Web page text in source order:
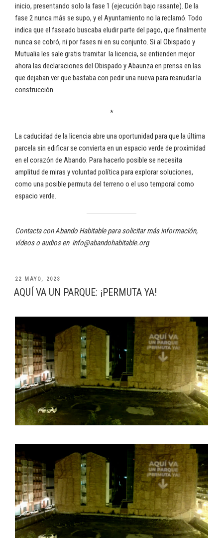
inicio, presentando solo la fase 1 (ejecución bajo rasante). De la
fase 2 nunca más se supo, y el Ayuntamiento no la reclamó. Todo
indica que el faseado buscaba eludir parte del pago, que finalmente
nunca se cobró, ni por fases ni en su conjunto. Si al Obispado y
Mutualia les sale gratis tramitar la licencia, se entienden mejor
ahora las declaraciones del Obispado y Abaunza en prensa en las
que dejaban ver que bastaba con pedir una nueva para reanudar la
construcción.
*
La caducidad de la licencia abre una oportunidad para que la última
parcela sin edificar se convierta en un espacio verde de proximidad
en el corazón de Abando. Para hacerlo posible se necesita
amplitud de miras y voluntad política para explorar soluciones,
como una posible permuta del terreno o el uso temporal como
espacio verde.
Contacta con Abando Habitable para solicitar más información,
vídeos o audios en info@abandohabitable.org
PUBLICADO
EL
22 MAYO, 2023
AQUÍ VA UN PARQUE: ¡PERMUTA YA!